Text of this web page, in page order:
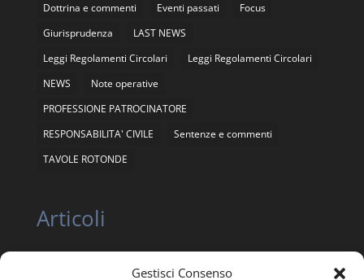
Gestisci Consenso
Dottrina e commenti
Eventi passati
Focus
Giurisprudenza
LAST NEWS
Leggi Regolamenti Circolari
Leggi Regolamenti Circolari
NEWS
Note operative
PROFESSIONE PATROCINATORE
RESPONSABILITA' CIVILE
Sentenze e commenti
TAVOLE ROTONDE
Articoli
ASSEMBLEA NAZIONALE ORDINARIA E